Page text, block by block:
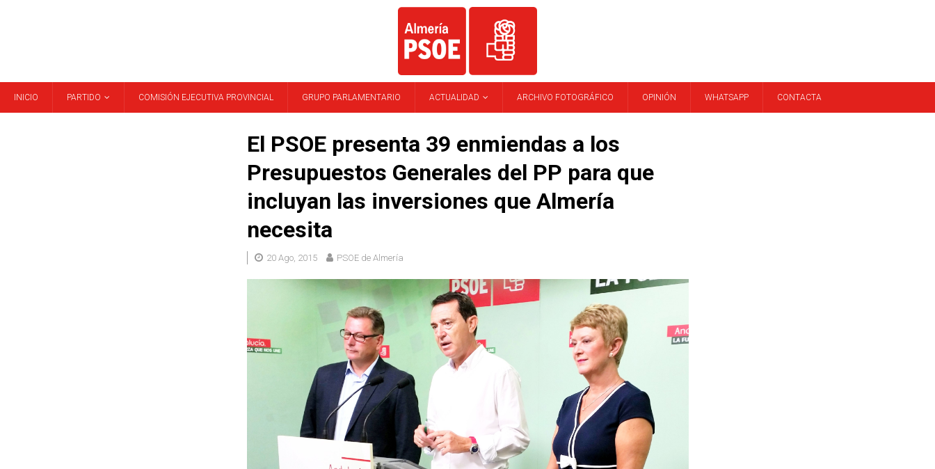
INICIO PARTIDO COMISIÓN EJECUTIVA PROVINCIAL GRUPO PARLAMENTARIO ACTUALIDAD ARCHIVO FOTOGRÁFICO OPINIÓN WHATSAPP CONTACTA
El PSOE presenta 39 enmiendas a los
Presupuestos Generales del PP para que
incluyan las inversiones que Almería
necesita
20 Ago, 2015 PSOE de Almería